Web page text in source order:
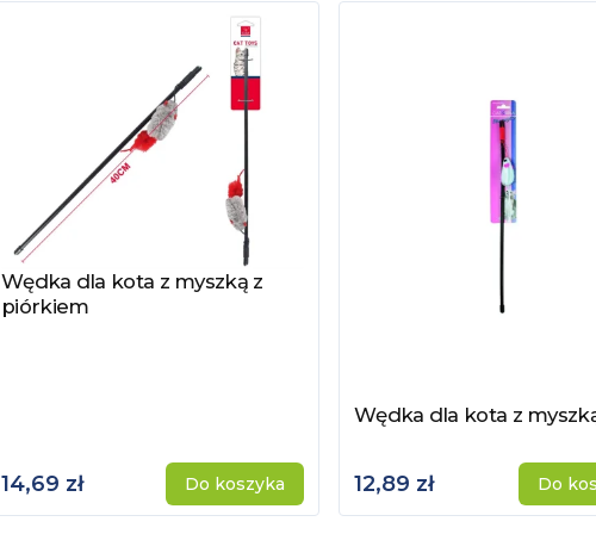
Zobacz produkt
Wędka dla kota z myszką z
piórkiem
14,69 zł Do koszyka
Zobacz produkt
Wędka dla kota z
12,89 zł Do